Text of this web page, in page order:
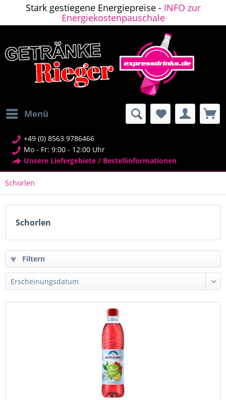
Stark gestiegene Energiepreise - INFO zur
Energiekostenpauschale
Menü
+49 (0) 8563 9786466
Mo - Fr: 9:00 - 12:00 Uhr
Unsere Liefergebiete / Bestellinformationen
Schorlen
Schorlen
Filtern